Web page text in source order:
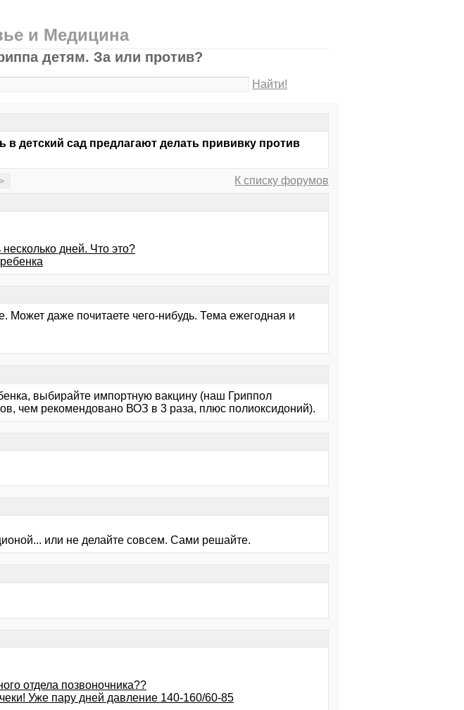
и Медицина
детям. За или против?
Найти!
в детский сад предлагают делать прививку против
К списку форумов
дней. Что это?
Может даже почитаете чего-нибудь. Тема ежегодная и
выбирайте импортную вакцину (наш Гриппол
чем рекомендовано ВОЗ в 3 раза, плюс полиоксидоний).
или не делайте совсем. Сами решайте.
отдела позвоночника??
Уже пару дней давление 140-160/60-85